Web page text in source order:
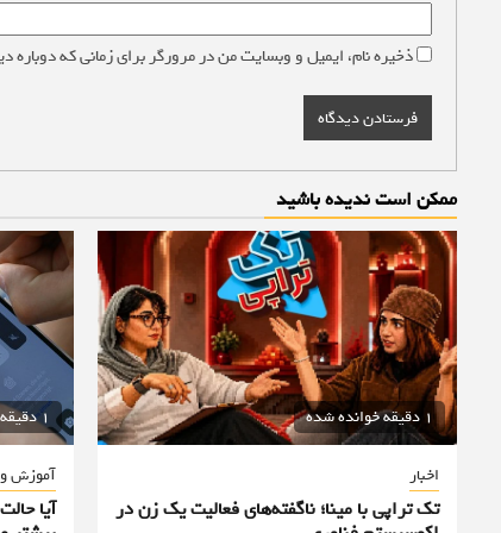
ذخیره نام، ایمیل و وبسایت من در مرورگر برای زمانی که
ممکن است ندیده باشید
1 دقیقه خوانده شده
اخبار
تک تراپی با مینا؛ ناگفته‌های فعالیت یک زن در
1 دقیقه خوانده شده
آموزش
آیا